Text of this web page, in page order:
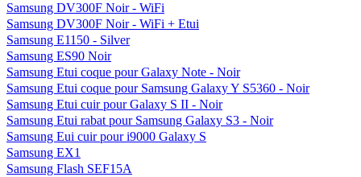
Samsung DV300F Noir - WiFi
Samsung DV300F Noir - WiFi + Etui
Samsung E1150 - Silver
Samsung ES90 Noir
Samsung Etui coque pour Galaxy Note - Noir
Samsung Etui coque pour Samsung Galaxy Y S5360 - Noir
Samsung Etui cuir pour Galaxy S II - Noir
Samsung Etui rabat pour Samsung Galaxy S3 - Noir
Samsung Eui cuir pour i9000 Galaxy S
Samsung EX1
Samsung Flash SEF15A